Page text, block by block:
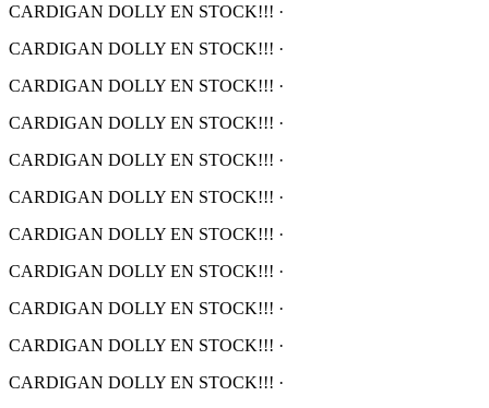
CARDIGAN DOLLY EN STOCK!!! ·
CARDIGAN DOLLY EN STOCK!!! ·
CARDIGAN DOLLY EN STOCK!!! ·
CARDIGAN DOLLY EN STOCK!!! ·
CARDIGAN DOLLY EN STOCK!!! ·
CARDIGAN DOLLY EN STOCK!!! ·
CARDIGAN DOLLY EN STOCK!!! ·
CARDIGAN DOLLY EN STOCK!!! ·
CARDIGAN DOLLY EN STOCK!!! ·
CARDIGAN DOLLY EN STOCK!!! ·
CARDIGAN DOLLY EN STOCK!!! ·